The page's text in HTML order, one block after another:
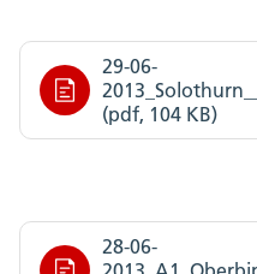
29-06-
(pdf, 104 KB)
28-06-